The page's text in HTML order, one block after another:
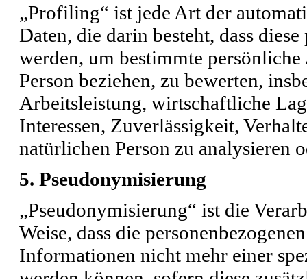
„Profiling“ ist jede Art der
Daten, die darin besteht, dass
werden, um bestimmte
Person beziehen, zu bewerten,
Arbeitsleistung, wirtschaftliche
Interessen, Zuverlässigkeit,
natürlichen Person zu analysieren
5. Pseudonymisierung
„Pseudonymisierung“ ist die
Weise, dass die
Informationen nicht mehr einer